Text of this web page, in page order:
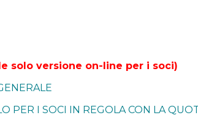
solo versione on-line per i soci)
PER I SOCI IN REGOLA CON LA